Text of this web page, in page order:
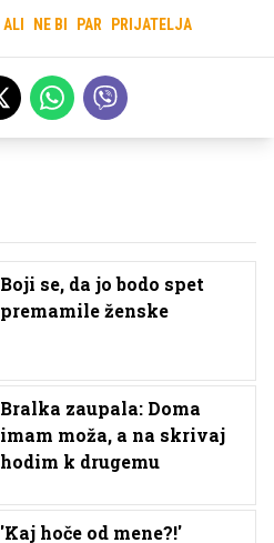
ALI NE BI PAR PRIJATELJA
Boji se, da jo bodo spet
premamile ženske
Bralka zaupala: Doma
imam moža, a na skrivaj
hodim k drugemu
'Kaj hoče od mene?!'